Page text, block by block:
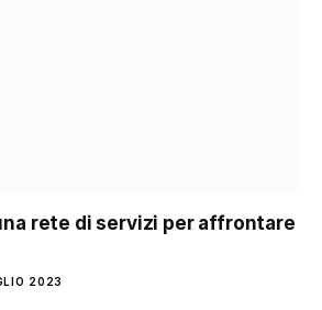
rete di servizi per affrontare
2023